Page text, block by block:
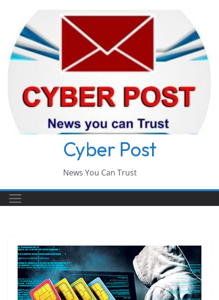
content
Cyber Post
News You Can Trust